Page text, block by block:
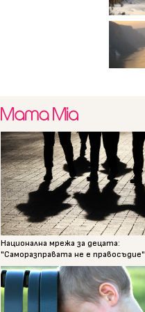
Национална мрежа за децата:
"Саморазправата не е правосъдие"